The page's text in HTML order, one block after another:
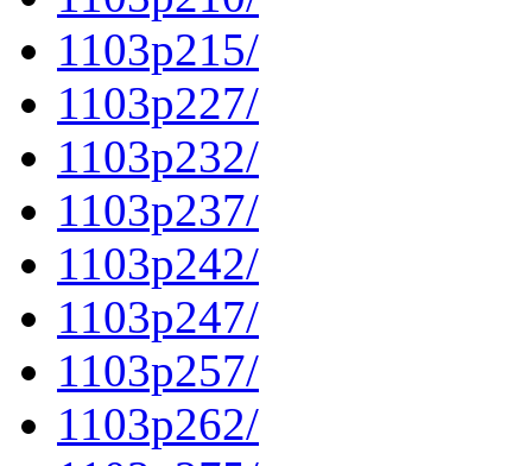
1103p215/
1103p227/
1103p232/
1103p237/
1103p242/
1103p247/
1103p257/
1103p262/